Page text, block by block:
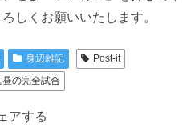
しくお願いいたします。
身辺雑記
Post-it
昼の完全試合
アする